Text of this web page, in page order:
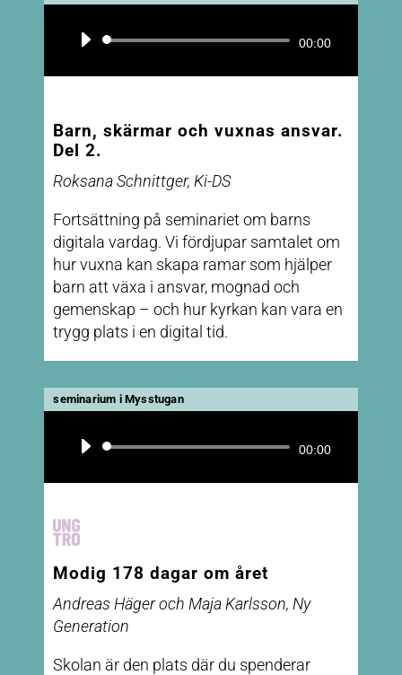
Ljudspelare 00:00
Barn, skärmar och vuxnas ansvar.
Del 2.
Roksana Schnittger, Ki-DS
Fortsättning på seminariet om barns
digitala vardag. Vi fördjupar samtalet om
hur vuxna kan skapa ramar som hjälper
barn att växa i ansvar, mognad och
gemenskap – och hur kyrkan kan vara en
trygg plats i en digital tid.
seminarium i Mysstugan
Ljudspelare 00:00
Modig 178 dagar om året
Andreas Häger och Maja Karlsson, Ny
Generation
Skolan är den plats där du spenderar